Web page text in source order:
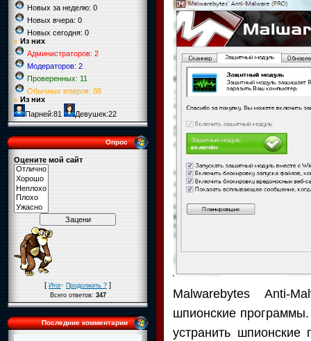
Новых за неделю: 0
Новых вчера: 0
Новых сегодня: 0
» Из них
Администраторов: 2
Модераторов: 2
Проверенных: 11
Обычных юзеров: 88
»Из них
Парней:81
Девушек:22
Опрос
Оцените мой сайт
[Итог·Продолжить ?]
Всего ответов:347
Последние комментарии
Malwarebytes Anti-
шпионские
устранить